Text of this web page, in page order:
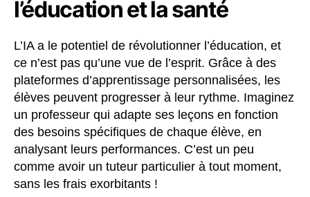
l’éducation et la santé
L’IA a le potentiel de révolutionner l’éducation, et
ce n’est pas qu’une vue de l’esprit. Grâce à des
plateformes d’apprentissage personnalisées, les
élèves peuvent progresser à leur rythme. Imaginez
un professeur qui adapte ses leçons en fonction
des besoins spécifiques de chaque élève, en
analysant leurs performances. C’est un peu
comme avoir un tuteur particulier à tout moment,
sans les frais exorbitants !